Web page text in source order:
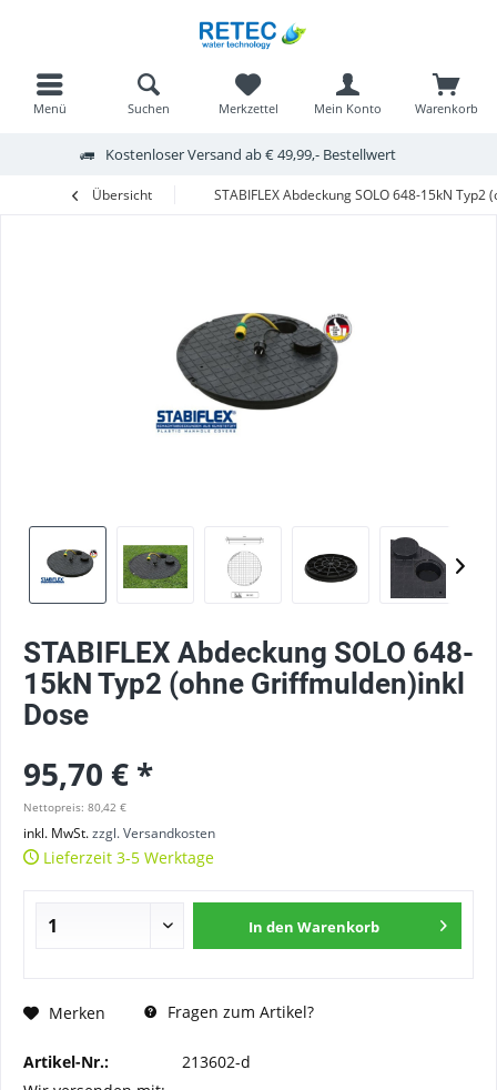
Kostenloser Versand ab € 49,99,- Bestellwert
Menü Warenkorb
Merkzettel Mein Konto
Suchen
Übersicht STABIFLEX Abdeckung SOLO 648-15kN
STABIFLEX Abdeckung SOLO 648-
15kN Typ2 (ohne Griffmulden)inkl
Dose
95,70 € *
Nettopreis: 80,42 €
inkl. MwSt.zzgl. Versandkosten
Lieferzeit 3-5 Werktage
In den Warenkorb
Merken Fragen zum Artikel?
Artikel-Nr.:
213602-d